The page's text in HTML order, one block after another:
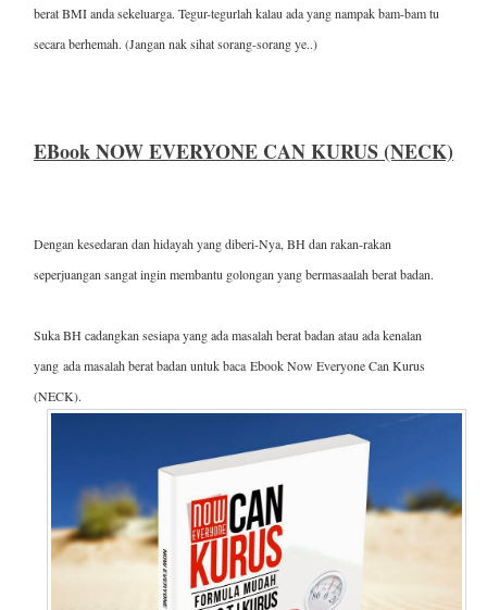
berat BMI anda sekeluarga. Tegur-tegurlah kalau ada yang nampak bam-bam tu
secara berhemah. (Jangan nak sihat sorang-sorang ye..)
EBook NOW EVERYONE CAN KURUS (NECK)
Dengan kesedaran dan hidayah yang diberi-Nya, BH dan rakan-rakan
seperjuangan sangat ingin membantu golongan yang bermasaalah berat badan.
Suka BH cadangkan sesiapa yang ada masalah berat badan atau ada kenalan
yang ada masalah berat badan untuk bacaEbook Now Everyone Can Kurus
(NECK).